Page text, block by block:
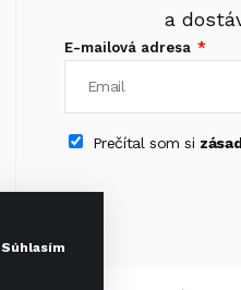
Súhlasím
a
E-mailová adresa
Prečítal som si